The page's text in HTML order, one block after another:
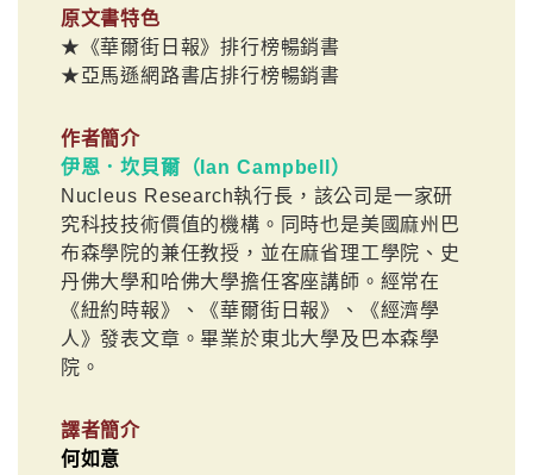
原文書特色
★《華爾街日報》排行榜暢銷書
★亞馬遜網路書店排行榜暢銷書
作者簡介
伊恩．坎貝爾（Ian Campbell）
Nucleus Research執行長，該公司是一家研
究科技技術價值的機構。同時也是美國麻州巴
布森學院的兼任教授，並在麻省理工學院、史
丹佛大學和哈佛大學擔任客座講師。經常在
《紐約時報》、《華爾街日報》、《經濟學
人》發表文章。畢業於東北大學及巴本森學
院。
譯者簡介
何如意